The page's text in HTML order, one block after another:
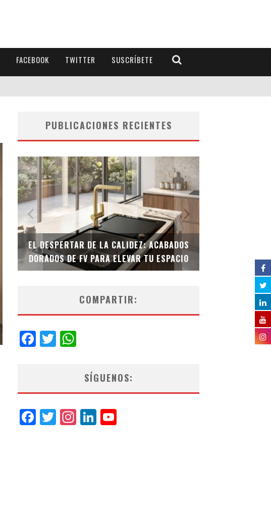
FACEBOOK TWITTER SUSCRÍBETE
PUBLICACIONES RECIENTES
EL DESPERTAR DE LA CALIDEZ: ACABADOS
DORADOS DE FV PARA ELEVAR TU ESPACIO
EL INODORO
COMPARTIR:
Facebook
Twitter
SÍGUENOS:
Facebook
Twitter
Instagram
LinkedIn